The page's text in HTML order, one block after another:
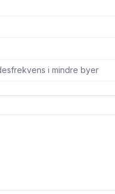
i mindre byer